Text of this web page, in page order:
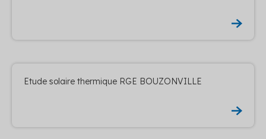
Etude solaire thermique RGE BOUZONVILLE